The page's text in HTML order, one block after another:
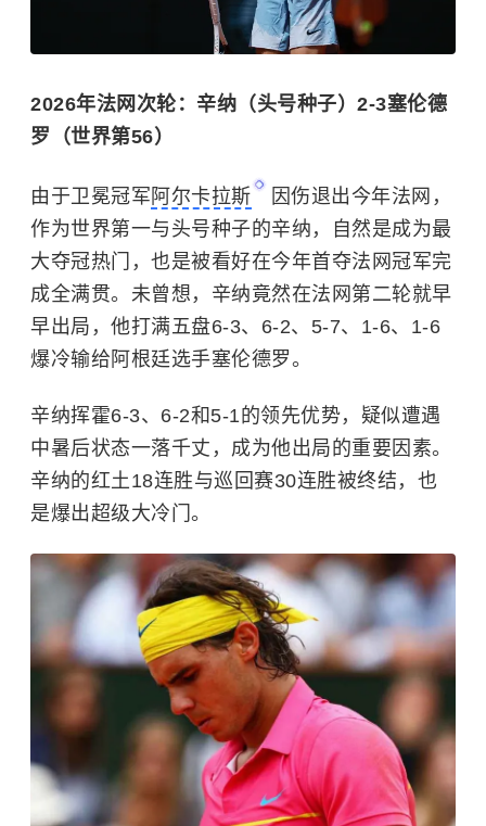
2026年法网次轮：辛纳（头号种子）2-3塞伦德
罗（世界第56）
由于卫冕冠军 阿尔卡拉斯
因伤退出今年法网，
作为世界第一与头号种子的辛纳，自然是成为最
大夺冠热门，也是被看好在今年首夺法网冠军完
成全满贯。未曾想，辛纳竟然在法网第二轮就早
早出局，他打满五盘6-3、6-2、5-7、1-6、1-6
爆冷输给阿根廷选手塞伦德罗。
辛纳挥霍6-3、6-2和5-1的领先优势，疑似遭遇
中暑后状态一落千丈，成为他出局的重要因素。
辛纳的红土18连胜与巡回赛30连胜被终结，也
是爆出超级大冷门。